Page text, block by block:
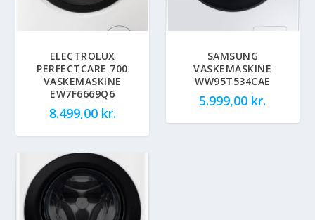
ELECTROLUX
PERFECTCARE 700
VASKEMASKINE
EW7F6669Q6
8.499,00 kr.
SAMSUNG
VASKEMASKINE
WW95T534CAE
5.999,00 kr.